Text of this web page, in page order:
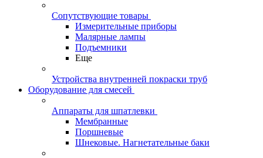
Сопутствующие товары
Измерительные приборы
Малярные лампы
Подъемники
Еще
Устройства внутренней покраски труб
Оборудование для смесей
Аппараты для шпатлевки
Мембранные
Поршневые
Шнековые. Нагнетательные баки